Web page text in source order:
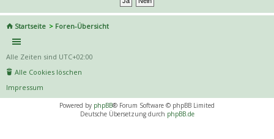
Startseite Foren-Übersicht
Alle Zeiten sind UTC+02:00
Alle Cookies löschen
Impressum
Powered by phpBB® Forum Software © phpBB Limited
Deutsche Übersetzung durch phpBB.de